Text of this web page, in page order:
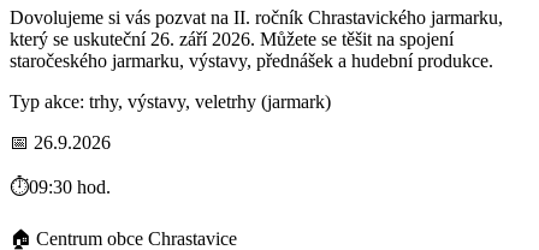
Dovolujeme si vás pozvat na II. ročník Chrastavického jarmarku,
který se uskuteční 26. září 2026. Můžete se těšit na spojení
staročeského jarmarku, výstavy, přednášek a hudební produkce.
Typ akce: trhy, výstavy, veletrhy (jarmark)
📅 26.9.2026
⏱️09:30 hod.
🏠 Centrum obce Chrastavice